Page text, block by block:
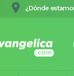
¿Dónde